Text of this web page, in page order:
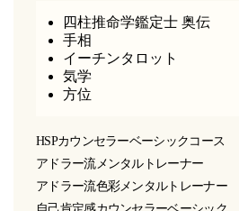
四柱推命学鑑定士 奥伝
手相
イーチンタロット
気学
方位
HSPカウンセラーベーシックコース
アドラー流メンタルトレーナー
アドラー流色彩メンタルトレーナー